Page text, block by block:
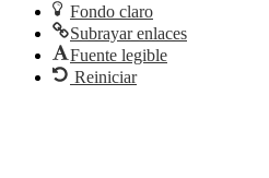
Fondo claro
Subrayar enlaces
Fuente legible
Reiniciar